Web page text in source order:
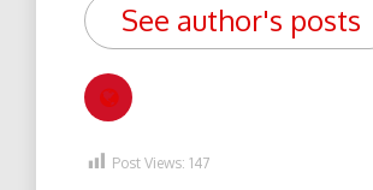
See author's posts
Post Views: 147